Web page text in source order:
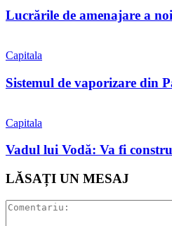
Lucrările de amenajare a
Capitala
Sistemul de vaporizare din
Capitala
Vadul lui Vodă: Va fi
LĂSAȚI UN MESAJ